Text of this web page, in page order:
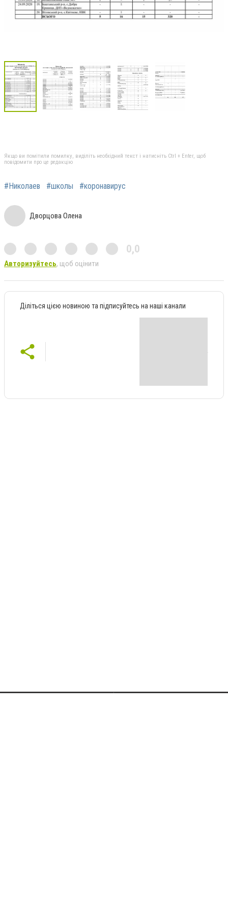
Якщо ви помітили помилку, виділіть необхідний текст і натисніть Ctrl + Enter, щоб
повідомити про це редакцію
#Николаев #школы #коронавирус
Дворцова Олена
0,0
Авторизуйтесь, щоб оцінити
Діліться цією новиною та підписуйтесь на наші канали